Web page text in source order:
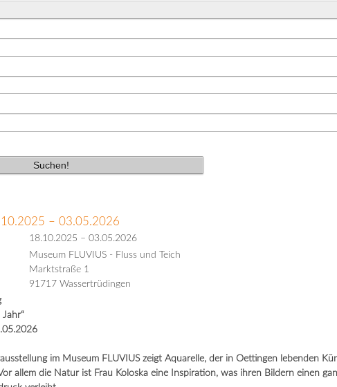
– 03.05.2026
18.10.2025 – 03.05.2026
Museum FLUVIUS - Fluss und Teich
Marktstraße 1
91717 Wassertrüdingen
im Museum FLUVIUS zeigt Aquarelle, der in Oettingen lebenden
allem die Natur ist Frau Koloska eine Inspiration, was ihren Bildern einen